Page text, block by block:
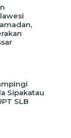
Sipakatau
SLB